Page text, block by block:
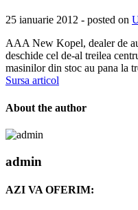
25 ianuarie 2012 - posted on
AAA New Kopel, dealer de
deschide cel de-al treilea
masinilor din stoc au pana la
Sursa articol
About the author
admin
AZI VA OFERIM: